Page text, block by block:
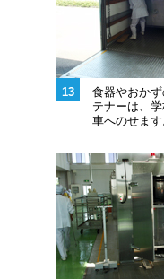
13
食器やおか
テナーは、
車へのせます